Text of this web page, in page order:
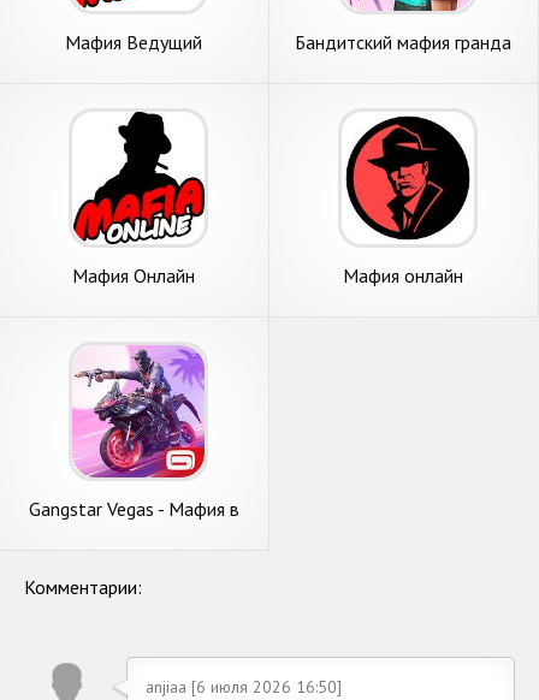
Мафия Ведущий
Бандитский мафия гранда
Мафия Онлайн Мафия онлайн
Gangstar Vegas - Мафия в
Комментарии:
anjiaa [6 июля 2026 16:50]